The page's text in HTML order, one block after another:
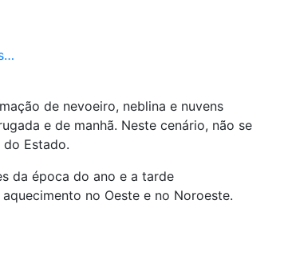
de nevoeiro, neblina e nuvens
e de manhã. Neste cenário, não se
Estado.
da época do ano e a tarde
no Oeste e no Noroeste.